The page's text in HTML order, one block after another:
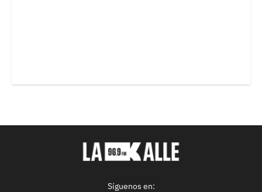
Síguenos en: